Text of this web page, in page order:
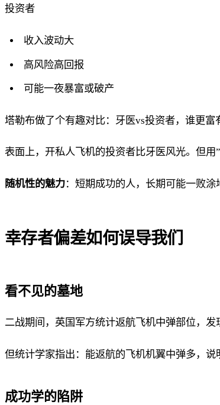
投资者
收入波动大
高风险高回报
可能一夜暴富或破产
塔勒布做了个有趣对比：牙医vs投资者，谁更富
表面上，开私人飞机的投资者比牙医风光。但用
随机性的魅力：短期成功的人，长期可能一败涂
幸存者偏差如何误导我们
看不见的墓地
二战期间，英国军方统计返航飞机中弹部位，发
但统计学家指出：能返航的飞机机翼中弹多，
成功学的陷阱